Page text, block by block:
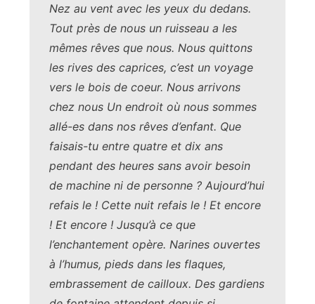
Nez au vent avec les yeux du dedans.
Tout près de nous un ruisseau a les
mêmes rêves que nous. Nous quittons
les rives des caprices, c’est un voyage
vers le bois de coeur. Nous arrivons
chez nous Un endroit où nous sommes
allé-es dans nos rêves d’enfant. Que
faisais-tu entre quatre et dix ans
pendant des heures sans avoir besoin
de machine ni de personne ? Aujourd’hui
refais le ! Cette nuit refais le ! Et encore
! Et encore ! Jusqu’à ce que
l’enchantement opère. Narines ouvertes
à l’humus, pieds dans les flaques,
embrassement de cailloux. Des gardiens